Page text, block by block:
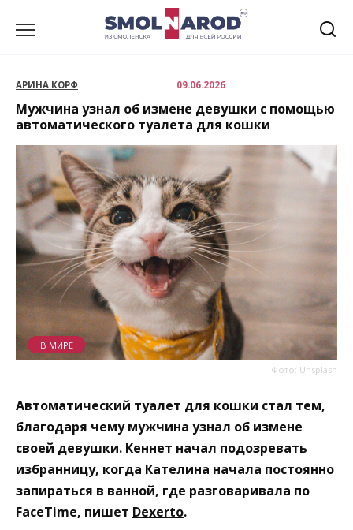
АРИНА КОРФ 09.06.2026
Мужчина узнал об измене девушки с помощью
автоматического туалета для кошки
Фото: Unsplash
В МИРЕ
Автоматический туалет для кошки стал тем,
благодаря чему мужчина узнал об измене
своей девушки. Кеннет начал подозревать
избранницу, когда Кателина начала постоянно
запираться в ванной, где разговаривала по
FaceTime, пишет Dexerto.